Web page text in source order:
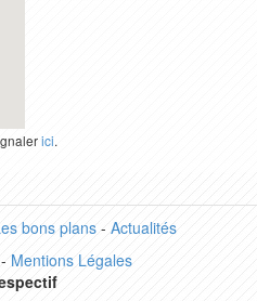
ici.
bons plans- Actualités
Mentions Légales